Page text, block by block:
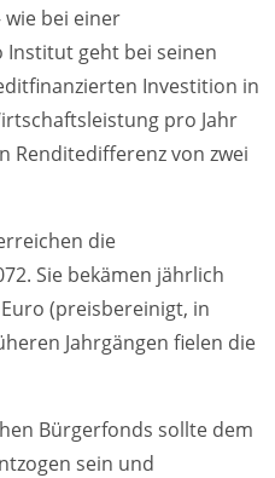
bei einer
Institut geht bei seinen
Investition in
pro Jahr
Renditedifferenz von zwei
die
Sie bekämen jährlich
(preisbereinigt, in
Jahrgängen fielen die
Bürgerfonds sollte dem
sein und